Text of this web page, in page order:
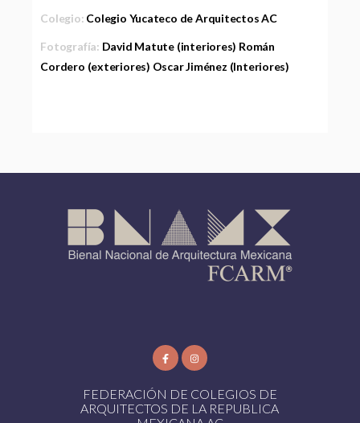
Colegio: Colegio Yucateco de Arquitectos AC
Fotografía: David Matute (interiores) Román
Cordero (exteriores) Oscar Jiménez (Interiores)
FEDERACIÓN DE COLEGIOS DE
ARQUITECTOS DE LA REPUBLICA